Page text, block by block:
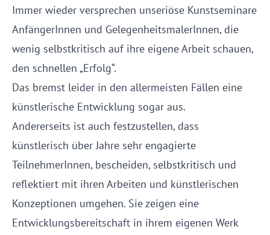
Immer wieder versprechen unseriöse Kunstseminare
AnfängerInnen und GelegenheitsmalerInnen, die
wenig selbstkritisch auf ihre eigene Arbeit schauen,
den schnellen „Erfolg“.
Das bremst leider in den allermeisten Fällen eine
künstlerische Entwicklung sogar aus.
Andererseits ist auch festzustellen, dass
künstlerisch über Jahre sehr engagierte
TeilnehmerInnen, bescheiden, selbstkritisch und
reflektiert mit ihren Arbeiten und künstlerischen
Konzeptionen umgehen. Sie zeigen eine
Entwicklungsbereitschaft in ihrem eigenen Werk